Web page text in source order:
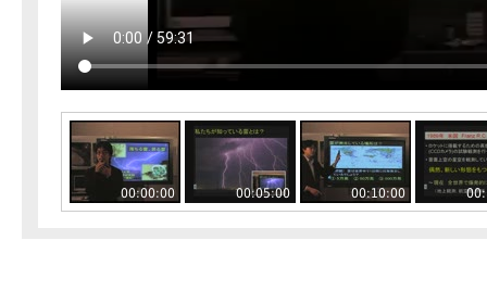
00:00:00 00:05:00 00:10:00